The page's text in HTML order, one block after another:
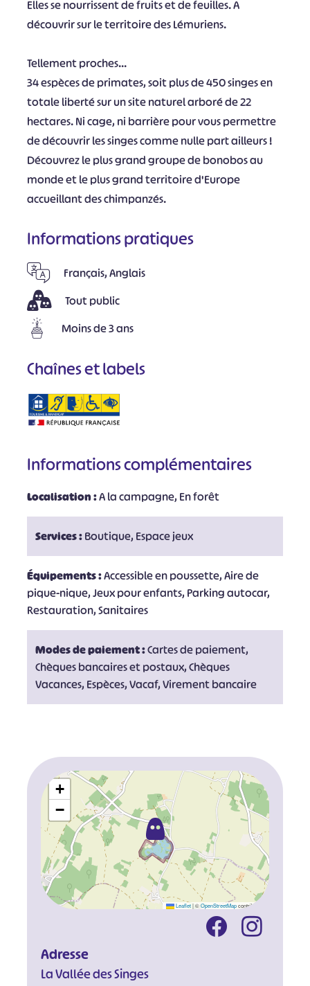
Elles se nourrissent de fruits et de feuilles. A
découvrir sur le territoire des Lémuriens.
Tellement proches...
34 espèces de primates, soit plus de 450 singes en
totale liberté sur un site naturel arboré de 22
hectares. Ni cage, ni barrière pour vous permettre
de découvrir les singes comme nulle part ailleurs !
Découvrez le plus grand groupe de bonobos au
monde et le plus grand territoire d'Europe
accueillant des chimpanzés.
Informations pratiques
Français, Anglais
Tout public
Moins de 3 ans
Chaînes et labels
Informations complémentaires
Localisation :A la campagne, En forêt
Services :Boutique, Espace jeux
Équipements :Accessible en poussette, Aire de
pique-nique, Jeux pour enfants, Parking autocar,
Restauration, Sanitaires
Modes de paiement :Cartes de paiement,
Chèques bancaires et postaux, Chèques
Vacances, Espèces, Vacaf, Virement bancaire
+
−
Leaflet |©OpenStreetMapcontributors
Adresse
La Vallée des Singes